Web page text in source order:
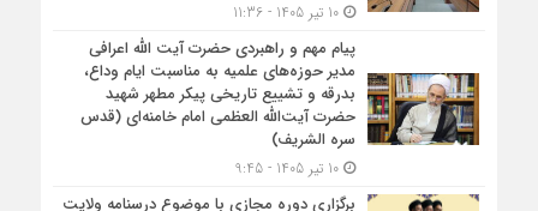
10 تیر 1405 - 11:36
پیام مهم و راهبردی حضرت آیت الله اعرافی
مدیر حوزه‌های علمیه به مناسبت ایام وداع،
بدرقه و تشییع تاریخی پیکر مطهر شهید
حضرت آیت‌الله العظمی امام خامنه‌ای (قدس
سره الشریف)
10 تیر 1405 - 9:45
برگزاری دوره مجازی با موضوع درسنامه ولایت